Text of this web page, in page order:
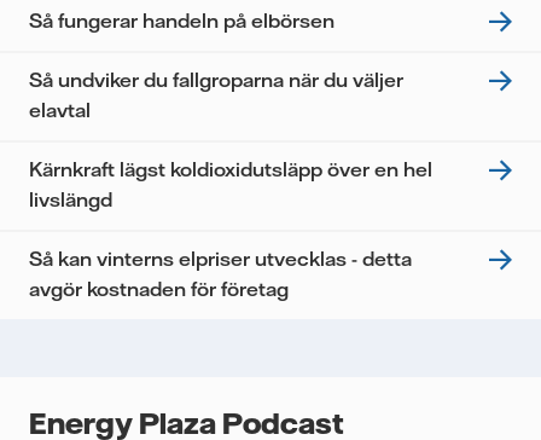
Jag samtycker till att Vattenfall behandlar mina
nyhetsbrevet.*
Så fungerar handeln på elbörsen
Så undviker du fallgroparna när du väljer
elavtal
Kärnkraft lägst koldioxidutsläpp över en hel
livslängd
Så kan vinterns elpriser utvecklas - detta
avgör kostnaden för företag
Energy Plaza Podcast